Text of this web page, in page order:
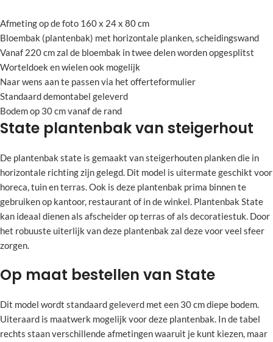
Afmeting op de foto 160 x 24 x 80 cm
Bloembak (plantenbak) met horizontale planken, scheidingswand
Vanaf 220 cm zal de bloembak in twee delen worden opgesplitst
Worteldoek en wielen ook mogelijk
Naar wens aan te passen via het offerteformulier
Standaard demontabel geleverd
Bodem op 30 cm vanaf de rand
State plantenbak van steigerhout
De plantenbak state is gemaakt van steigerhouten planken die in
horizontale richting zijn gelegd. Dit model is uitermate geschikt voor
horeca, tuin en terras. Ook is deze plantenbak prima binnen te
gebruiken op kantoor, restaurant of in de winkel. Plantenbak State
kan ideaal dienen als afscheider op terras of als decoratiestuk. Door
het robuuste uiterlijk van deze plantenbak zal deze voor veel sfeer
zorgen.
Op maat bestellen van State
Dit model wordt standaard geleverd met een 30 cm diepe bodem.
Uiteraard is maatwerk mogelijk voor deze plantenbak. In de tabel
rechts staan verschillende afmetingen waaruit je kunt kiezen, maar